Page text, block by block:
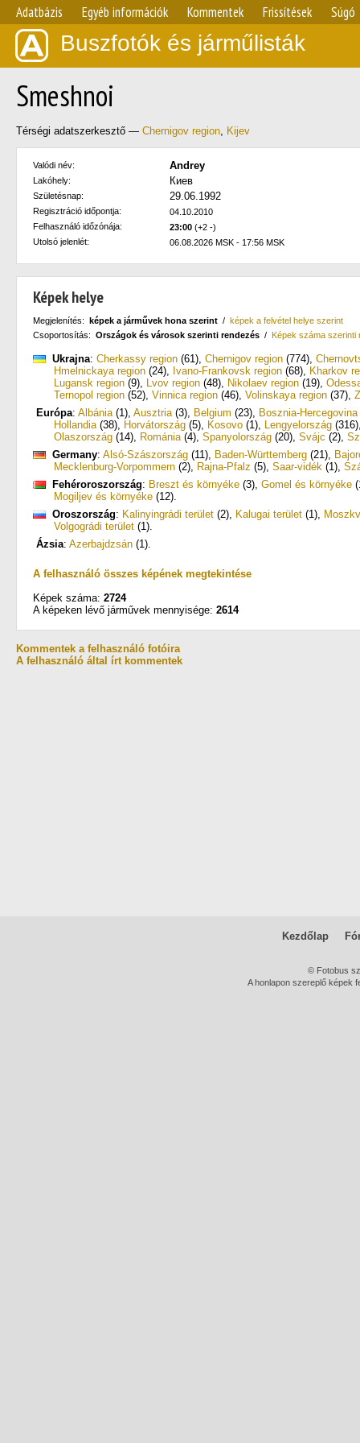
Adatbázis Egyéb információk Kommentek Frissítések Súgó
Buszfotók és járműlisták
Smeshnoi
Térségi adatszerkesztő — Chernigov region, Kijev
Valódi név: Andrey
Lakóhely: Киев
Születésnap: 29.06.1992
Regisztráció időpontja:
04.10.2010
Felhasználó időzónája:
23:00 (+2 -)
Utolsó jelenlét:
06.08.2026 MSK - 17:56 MSK
Képek helye
Megjelenítés: képek a járművek hona szerint / képek a felvétel helye szerint
Csoportosítás: Országok és városok szerinti rendezés / Képek száma szerinti
Ukrajna: Cherkassy region (61), Chernigov region (774),
Hmelnickaya region (24), Ivano-Frankovsk region (68), Kharkov
Lugansk region (9), Lvov region (48), Nikolaev region (19),
Ternopol region (52), Vinnica region (46), Volinskaya region (37),
Európa: Albánia(1), Ausztria(3), Belgium (23), Bosznia-Hercegovina
Hollandia(38), Horvátország (5), Kosovo (1), Lengyelország (316)
Olaszország (14), Románia(4), Spanyolország (20), Svájc (2),
Germany: Alsó-Szászország (11), Baden-Württemberg (21),
Mecklenburg-Vorpommern (2), Rajna-Pfalz (5), Saar-vidék (1),
Fehéroroszország: Breszt és környéke (3), Gomel és környéke
Mogiljev és környéke (12).
Oroszország: Kalinyingrádi terület (2), Kalugai terület (1),
Volgográdi terület (1).
Ázsia: Azerbajdzsán (1).
A felhasználó összes képének megtekintése
Képek száma: 2724
A képeken lévő járművek mennyisége: 2614
Kommentek a felhasználó fotóira
A felhasználó által írt kommentek
Kezdőlap
© Fotobus
A honlapon szereplő képek